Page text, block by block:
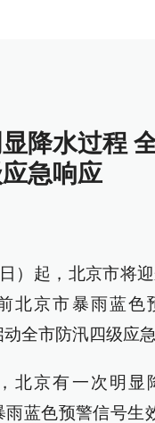
降水过程
急响应
）起，北京市将
北京市暴雨蓝色
全市防汛四级应急
北京有一次明显
雨蓝色预警信号生